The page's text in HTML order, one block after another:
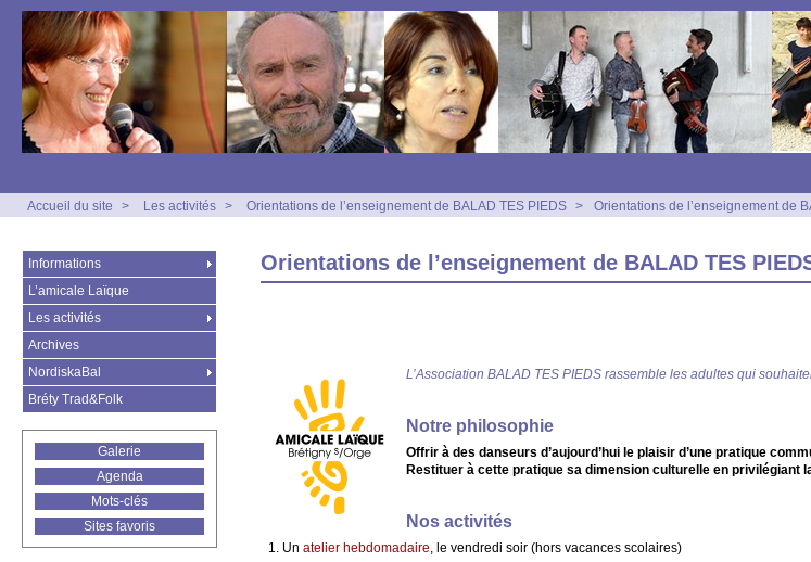
Accueil du site > Les activités > Orientations de l’enseignement de BALAD TES PIEDS > Orientations de l’enseignement de
Orientations de l’enseignement de BALAD TES
L’Association BALAD TES PIEDS rassemble les adultes qui
Notre philosophie
Offrir à des danseurs d’aujourd’hui le plaisir d’une pratique
Restituer à cette pratique sa dimension culturelle en privilégiant
Nos activités
Un atelier hebdomadaire, le vendredi soir (hors vacances scolaires)
Informations
L’amicale Laïque
Les activités
Archives
NordiskaBal
Bréty Trad&Folk
Galerie
Agenda
Mots-clés
Sites favoris